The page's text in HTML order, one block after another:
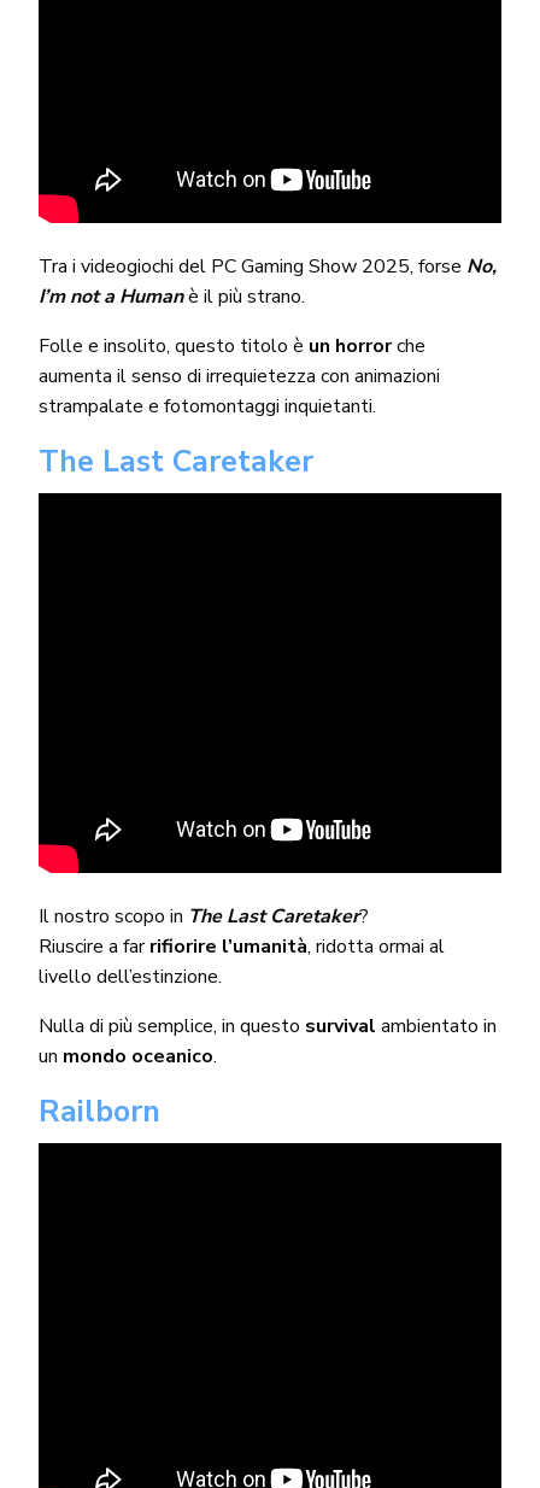
Tra i videogiochi del PC Gaming Show 2025, forse No,
I’m not a Humanè il più strano.
Folle e insolito, questo titolo è un horrorche
aumenta il senso di irrequietezza con animazioni
strampalate e fotomontaggi inquietanti.
The Last Caretaker
Il nostro scopo in The Last Caretaker?
Riuscire a farrifiorire l’umanità, ridotta ormai al
livello dell’estinzione.
Nulla di più semplice, in questo survivalambientato in
un mondo oceanico.
Railborn